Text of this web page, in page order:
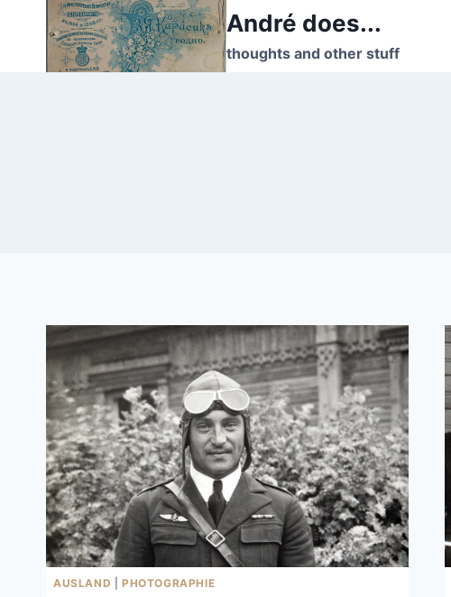
André does...
thoughts and other stuff
AUSLAND PHOTOGRAPHIE